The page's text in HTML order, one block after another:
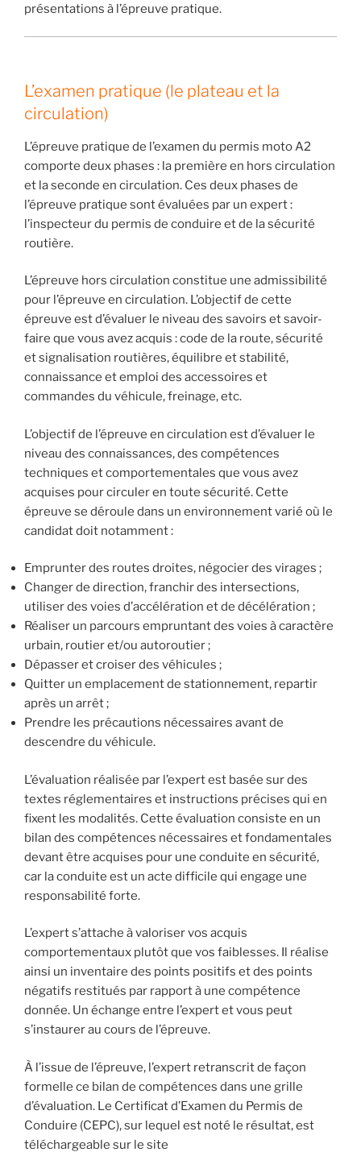
présentations à l’épreuve pratique.
L’examen pratique (le plateau et la
circulation)
L’épreuve pratique de l’examen du permis moto A2
comporte deux phases : la première en hors circulation
et la seconde en circulation. Ces deux phases de
l’épreuve pratique sont évaluées par un expert :
l’inspecteur du permis de conduire et de la sécurité
routière.
L’épreuve hors circulation constitue une admissibilité
pour l’épreuve en circulation. L’objectif de cette
épreuve est d’évaluer le niveau des savoirs et savoir-
faire que vous avez acquis : code de la route, sécurité
et signalisation routières, équilibre et stabilité,
connaissance et emploi des accessoires et
commandes du véhicule, freinage, etc.
L’objectif de l’épreuve en circulation est d’évaluer le
niveau des connaissances, des compétences
techniques et comportementales que vous avez
acquises pour circuler en toute sécurité. Cette
épreuve se déroule dans un environnement varié où le
candidat doit notamment :
Emprunter des routes droites, négocier des virages ;
Changer de direction, franchir des intersections,
utiliser des voies d’accélération et de décélération ;
Réaliser un parcours empruntant des voies à caractère
urbain, routier et/ou autoroutier ;
Dépasser et croiser des véhicules ;
Quitter un emplacement de stationnement, repartir
après un arrêt ;
Prendre les précautions nécessaires avant de
descendre du véhicule.
L’évaluation réalisée par l’expert est basée sur des
textes réglementaires et instructions précises qui en
fixent les modalités. Cette évaluation consiste en un
bilan des compétences nécessaires et fondamentales
devant être acquises pour une conduite en sécurité,
car la conduite est un acte difficile qui engage une
responsabilité forte.
L’expert s’attache à valoriser vos acquis
comportementaux plutôt que vos faiblesses. Il réalise
ainsi un inventaire des points positifs et des points
négatifs restitués par rapport à une compétence
donnée. Un échange entre l’expert et vous peut
s’instaurer au cours de l’épreuve.
À l’issue de l’épreuve, l’expert retranscrit de façon
formelle ce bilan de compétences dans une grille
d’évaluation. Le Certificat d’Examen du Permis de
Conduire (CEPC), sur lequel est noté le résultat, est
téléchargeable sur le site